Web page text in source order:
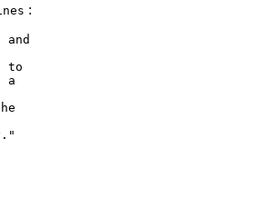
:
to
a